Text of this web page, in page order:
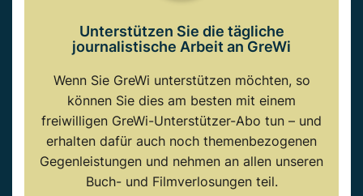
Unterstützen Sie die tägliche
journalistische Arbeit an GreWi
Wenn Sie GreWi unterstützen möchten, so
können Sie dies am besten mit einem
freiwilligen GreWi-Unterstützer-Abo tun – und
erhalten dafür auch noch themenbezogenen
Gegenleistungen und nehmen an allen unseren
Buch- und Filmverlosungen teil.